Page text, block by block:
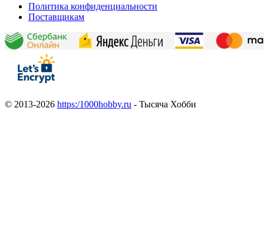
Политика конфиденциальности
Поставщикам
© 2013-2026 https:/1000hobby.ru - Тысяча Хобби